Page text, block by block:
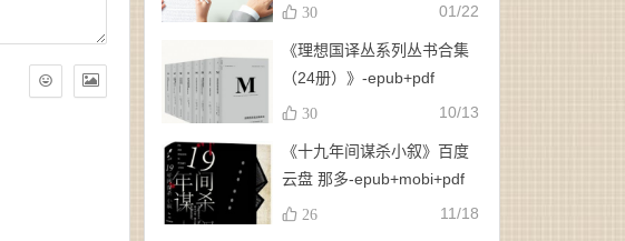
30 01/22
《理想国译丛系列丛书合集
（24册）》-epub+pdf
30 10/13
《十九年间谋杀小叙》百度
云盘 那多-epub+mobi+pdf
26 11/18